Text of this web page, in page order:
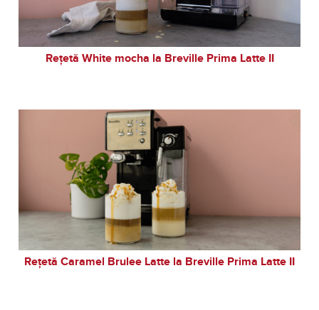
Rețetă White mocha la Breville Prima Latte II
Rețetă Caramel Brulee Latte la Breville Prima Latte II